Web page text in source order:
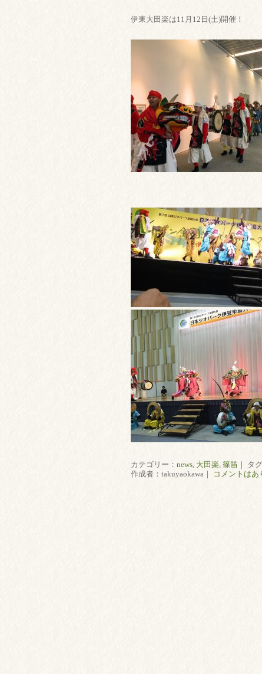
伊東大田楽は11月12日(土)開催！
カテゴリー： news, 大田楽, 篠笛 ｜ タ
作成者：takuyaokawa｜
コメントはあ